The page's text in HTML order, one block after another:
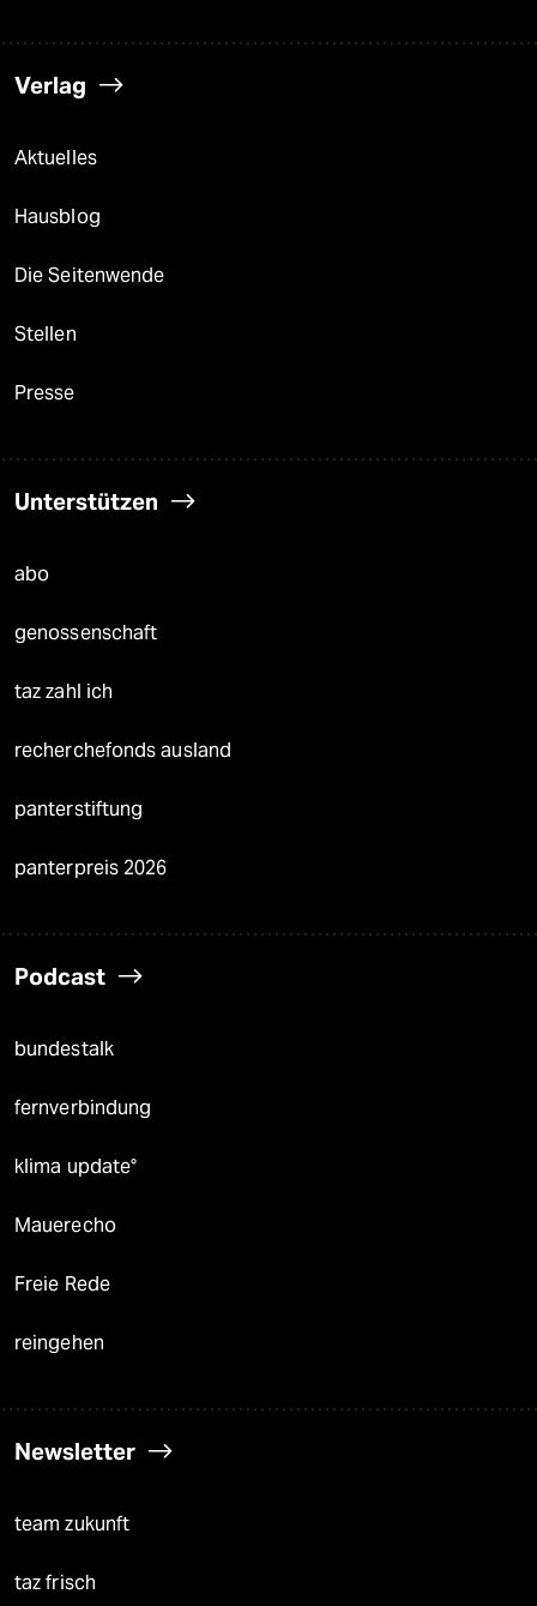
Verlag
Aktuelles
Hausblog
Die Seitenwende
Stellen
Presse
Unterstützen
abo
genossenschaft
taz zahl ich
recherchefonds ausland
panterstiftung
panterpreis 2026
Podcast
bundestalk
fernverbindung
klima update°
Mauerecho
Freie Rede
reingehen
Newsletter
team zukunft
taz frisch